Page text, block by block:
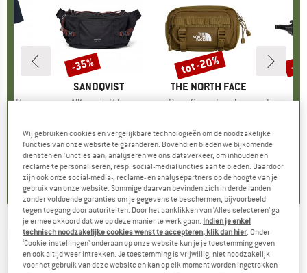
Cotton
)
MERK
SANDQVIST
Artikel
Allterrain Hike
3,0(1)
Korting
-35%
MERK
THE NORTH FACE
Artikel
Base Camp Lumbar
+1
5,0(1)
Korting
tot -20%
Artikel
Freerain
-
DOUGHNUT -Seattle Jungle Series Bum Bag
- Heuptas
Wij gebruiken cookies en vergelijkbare technologieën om de noodzakelijke
functies van onze website te garanderen. Bovendien bieden we bijkomende
diensten en functies aan, analyseren we ons dataverkeer, om inhouden en
reclame te personaliseren, resp. social-mediafuncties aan te bieden. Daardoor
zijn ook onze social-media-, reclame- en analysepartners op de hoogte van je
gebruik van onze website. Sommige daarvan bevinden zich in derde landen
zonder voldoende garanties om je gegevens te beschermen, bijvoorbeeld
tegen toegang door autoriteiten. Door het aanklikken van ‘Alles selecteren’ ga
je ermee akkoord dat we op deze manier te werk gaan. Indien je enkel
technisch noodzakelijke cookies wenst te accepteren, klik dan hier. Onder
‘Cookie-instellingen’ onderaan op onze website kun je je toestemming geven
en ook altijd weer intrekken. Je toestemming is vrijwillig, niet noodzakelijk
voor het gebruik van deze website en kan op elk moment worden ingetrokken